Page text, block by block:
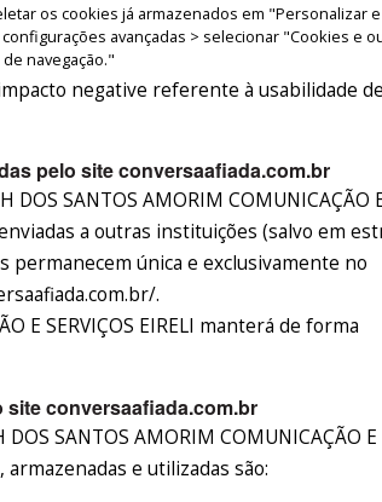
os cookies já armazenados em "Personalizar e
avançadas > selecionar "Cookies e
navegação."
negative referente à usabilidade
pelo site conversaafiada.com.br
SANTOS AMORIM COMUNICAÇÃO
a outras instituições (salvo em
permanecem única e exclusivamente no
.
E SERVIÇOS EIRELI manterá de forma
conversaafiada.com.br
SANTOS AMORIM COMUNICAÇÃO E
armazenadas e utilizadas são: